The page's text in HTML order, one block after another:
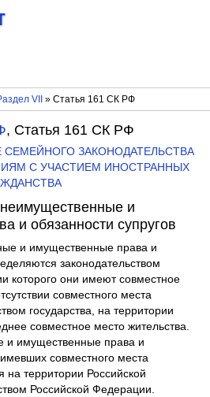
VII » Статья 161 СК РФ
, Статья 161 СК РФ
СЕМЕЙНОГО ЗАКОНОДАТЕЛЬСТВА
С УЧАСТИЕМ ИНОСТРАННЫХ
и
и обязанности супругов
и имущественные права и
законодательством
которого они имеют совместное
совместного места
государства, на территории
совместное место жительства.
и имущественные права и
совместного места
на территории Российской
Российской Федерации.